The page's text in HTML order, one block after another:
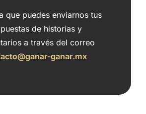
que puedes enviarnos tus
de historias y
a través del correo
ganar.mx